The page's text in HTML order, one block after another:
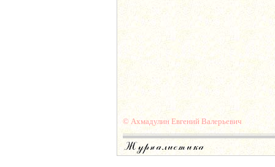
© Ахмадулин Евгений Валерьевич